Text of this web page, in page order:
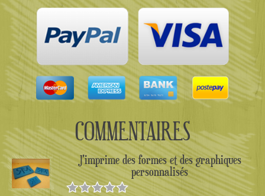
COMMENTAIRES
J'imprime des formes et des graphiques
personnalisés